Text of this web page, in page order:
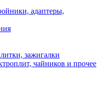
адаптеры,
зажигалки
чайников и прочее